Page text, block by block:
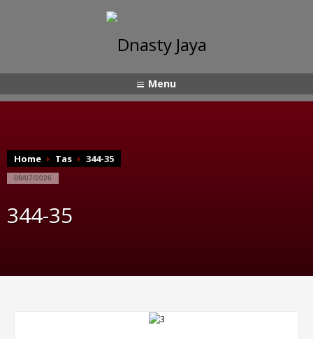
Menu
Home Tas 344-35
08/07/2026
344-35